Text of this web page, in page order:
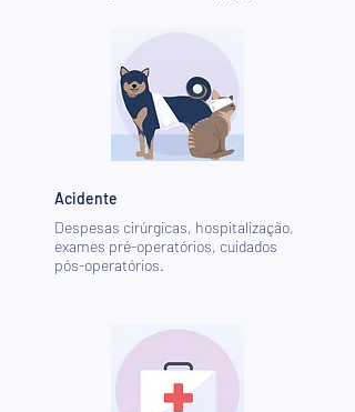
Acidente
Despesas cirúrgicas, hospitalização,
exames pré-operatórios, cuidados
pós-operatórios.